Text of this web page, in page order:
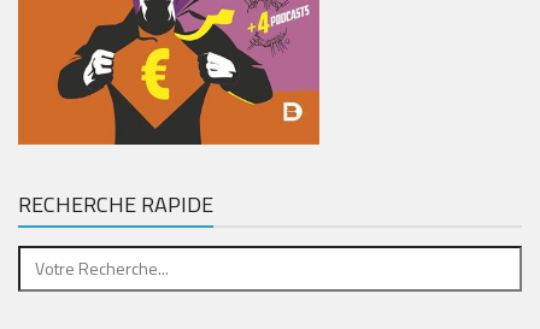
RECHERCHE RAPIDE